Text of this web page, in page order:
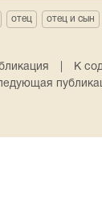
отец отец и сын
К